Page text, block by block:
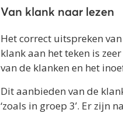
Van klank naar lezen
Het correct uitspreken
klank aan het teken is
van de klanken en het
Dit aanbieden van de
‘zoals in groep 3’. Er zijn